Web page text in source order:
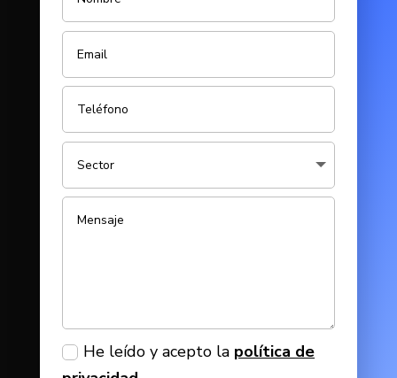
He leído y acepto la política de